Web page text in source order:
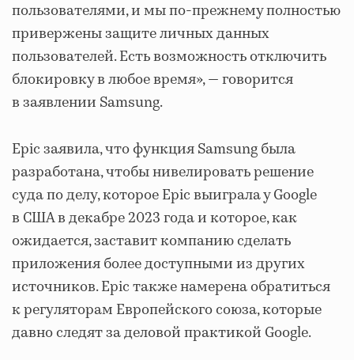
пользователями, и мы по-прежнему полностью
привержены защите личных данных
пользователей. Есть возможность отключить
блокировку в любое время», — говорится
в заявлении Samsung.
Epic заявила, что функция Samsung была
разработана, чтобы нивелировать решение
суда по делу, которое Epic выиграла у Google
в США в декабре 2023 года и которое, как
ожидается, заставит компанию сделать
приложения более доступными из других
источников. Epic также намерена обратиться
к регуляторам Европейского союза, которые
давно следят за деловой практикой Google.